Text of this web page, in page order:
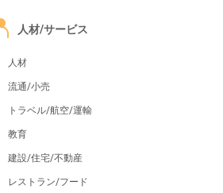
人材/サービス
人材
流通/小売
トラベル/航空/運輸
教育
建設/住宅/不動産
レストラン/フード